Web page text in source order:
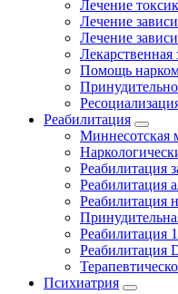
Лечение
Лечение
Лечение
Лекарственная
Помощь
Реабилитация
Миннесотская
Реабилитация
Реабилитация
Реабилитация
Реабилитация
Реабилитация
Психиатрия